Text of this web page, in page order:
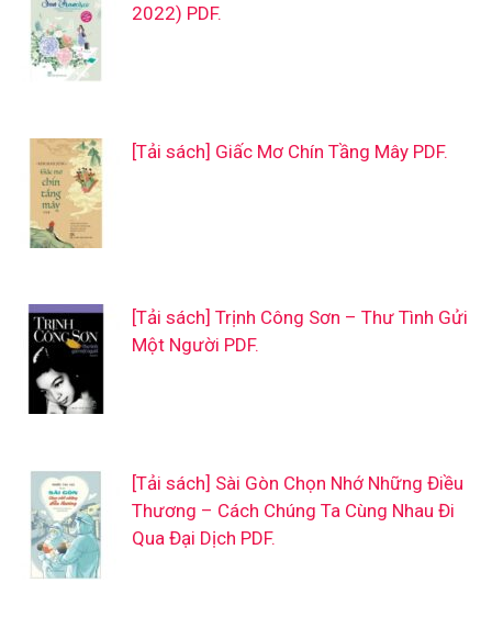
2022) PDF.
[Tải sách] Giấc Mơ Chín Tầng Mây PDF.
[Tải sách] Trịnh Công Sơn – Thư Tình Gửi
Một Người PDF.
[Tải sách] Sài Gòn Chọn Nhớ Những Điều
Thương – Cách Chúng Ta Cùng Nhau Đi
Qua Đại Dịch PDF.